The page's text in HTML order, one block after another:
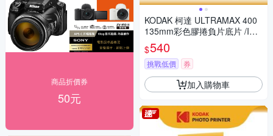
商品折價券
50元
KODAK 柯達 ULTRAMAX 400
135mm彩色膠捲負片底片 /ISO
400 36張
$540
挑戰低價 券
加入購物車